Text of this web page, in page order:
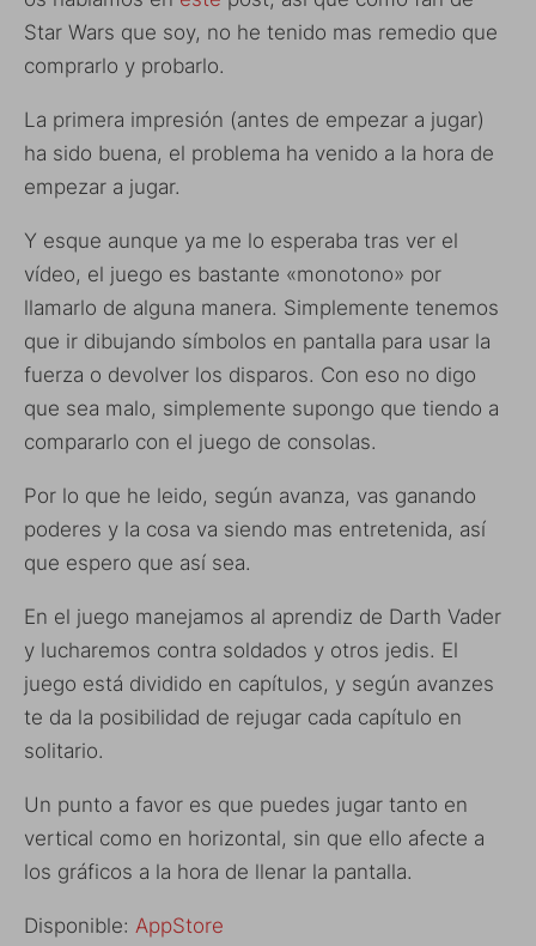
Star Wars que soy, no he tenido mas remedio que
comprarlo y probarlo.
La primera impresión (antes de empezar a jugar)
ha sido buena, el problema ha venido a la hora de
empezar a jugar.
Y esque aunque ya me lo esperaba tras ver el
vídeo, el juego es bastante «monotono» por
llamarlo de alguna manera. Simplemente tenemos
que ir dibujando símbolos en pantalla para usar la
fuerza o devolver los disparos. Con eso no digo
que sea malo, simplemente supongo que tiendo a
compararlo con el juego de consolas.
Por lo que he leido, según avanza, vas ganando
poderes y la cosa va siendo mas entretenida, así
que espero que así sea.
En el juego manejamos al aprendiz de Darth Vader
y lucharemos contra soldados y otros jedis. El
juego está dividido en capítulos, y según avanzes
te da la posibilidad de rejugar cada capítulo en
solitario.
Un punto a favor es que puedes jugar tanto en
vertical como en horizontal, sin que ello afecte a
los gráficos a la hora de llenar la pantalla.
Disponible: AppStore